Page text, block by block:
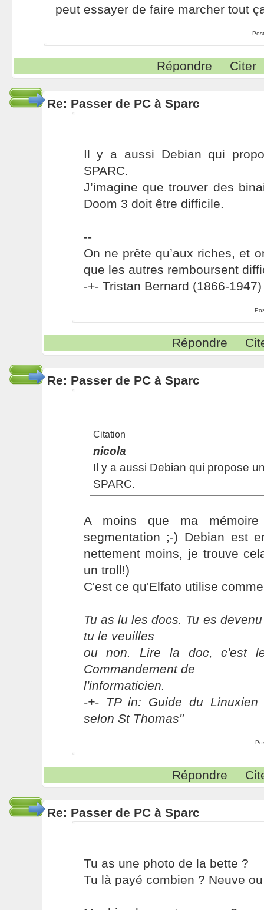
peut essayer de faire marcher tout
Répondre Citer
Re: Passer de PC à Sparc
Il y a aussi Debian qui
SPARC.
J’imagine que trouver des
Doom 3 doit être difficile.
--
On ne prête qu’aux riches, et
que les autres remboursent
-+- Tristan Bernard (1866-1947)
Répondre
Re: Passer de PC à Sparc
Citation
nicola
Il y a aussi Debian qui propose
SPARC.
A moins que ma
segmentation ;-) Debian est
nettement moins, je trouve
un troll!)
C'est ce qu'Elfato utilise
Tu as lu les docs. Tu es
tu le veuilles
ou non. Lire la doc, c'est
Commandement de
l'informaticien.
-+- TP in: Guide du Linuxien
selon St Thomas"
Répondre
Re: Passer de PC à Sparc
Tu as une photo de la bette ?
Tu là payé combien ? Neuve